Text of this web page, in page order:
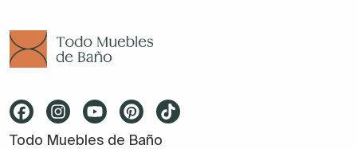
Todo Muebles de Baño